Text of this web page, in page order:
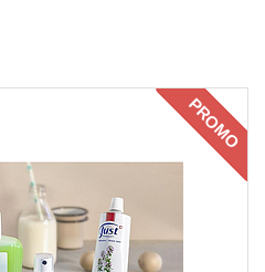
PROMO